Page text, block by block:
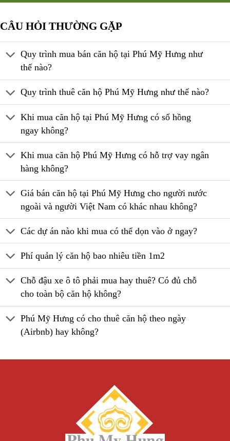
CÂU HỎI THƯỜNG GẶP
Quy trình mua bán căn hộ tại Phú Mỹ Hưng như
thế nào?
Quy trình thuê căn hộ Phú Mỹ Hưng như thế nào?
Khi mua căn hộ tại Phú Mỹ Hưng có sổ hồng
ngay không?
Khi mua căn hộ Phú Mỹ Hưng có hỗ trợ vay ngân
hàng không?
Giá bán căn hộ tại Phú Mỹ Hưng cho người nước
ngoài và người Việt Nam có khác nhau không?
Các dự án nào khi mua có thể dọn vào ở ngay?
Phí quản lý căn hộ bao nhiêu tiền 1m2
Chỗ đậu xe ô tô phải mua hay thuê? Có đủ chỗ
cho toàn bộ căn hộ không?
Phú Mỹ Hưng có cho thuê căn hộ theo ngày
(Airbnb) hay không?